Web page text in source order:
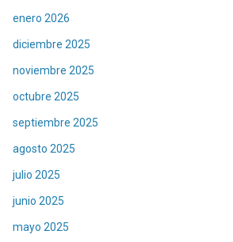
enero 2026
diciembre 2025
noviembre 2025
octubre 2025
septiembre 2025
agosto 2025
julio 2025
junio 2025
mayo 2025